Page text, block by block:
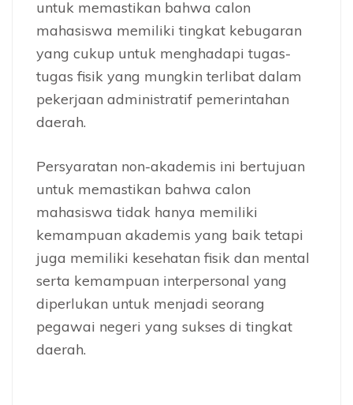
untuk memastikan bahwa calon
mahasiswa memiliki tingkat kebugaran
yang cukup untuk menghadapi tugas-
tugas fisik yang mungkin terlibat dalam
pekerjaan administratif pemerintahan
daerah.
Persyaratan non-akademis ini bertujuan
untuk memastikan bahwa calon
mahasiswa tidak hanya memiliki
kemampuan akademis yang baik tetapi
juga memiliki kesehatan fisik dan mental
serta kemampuan interpersonal yang
diperlukan untuk menjadi seorang
pegawai negeri yang sukses di tingkat
daerah.